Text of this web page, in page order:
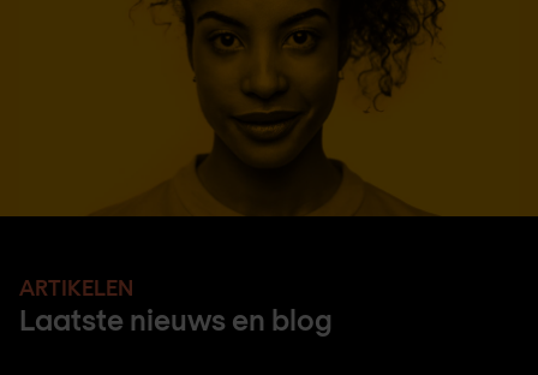
ARTIKELEN
Laatste nieuws en blog